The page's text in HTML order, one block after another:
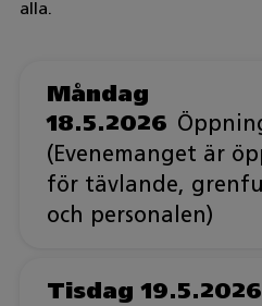
alla.
Måndag
18.5.2026
(Evenemanget är
för tävlande,
och personalen)
Tisdag 19.5.2026